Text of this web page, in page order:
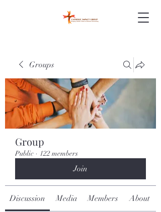
Groups
Group
Public · 122 members
Join
Discussion Media Members About